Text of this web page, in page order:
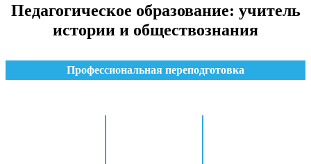
Педагогическое образование: учитель
истории и обществознания
Профессиональная переподготовка